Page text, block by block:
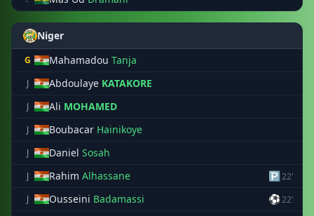
Niger
G Mahamadou Tanja
J Abdoulaye KATAKORE
J Ali MOHAMED
J Boubacar Hainikoye
J Daniel Sosah
J Rahim Alhassane 🅿22'
J
Ousseini Badamassi ⚽22'